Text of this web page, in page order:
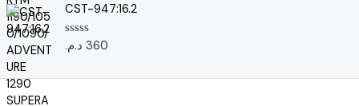
e
s
r
i
i
e
CST-947:16.2
N
o
e
360 د.م.